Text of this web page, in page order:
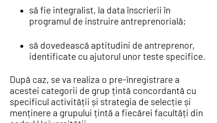
să fie integralist, la data înscrierii în
programul de instruire antreprenorială;
să dovedească aptitudini de antreprenor,
identificate cu ajutorul unor teste specifice.
După caz, se va realiza o pre-înregistrare a
acestei categorii de grup țintă concordantă cu
specificul activității și strategia de selecție și
menținere a grupului țintă a fiecărei facultăți din